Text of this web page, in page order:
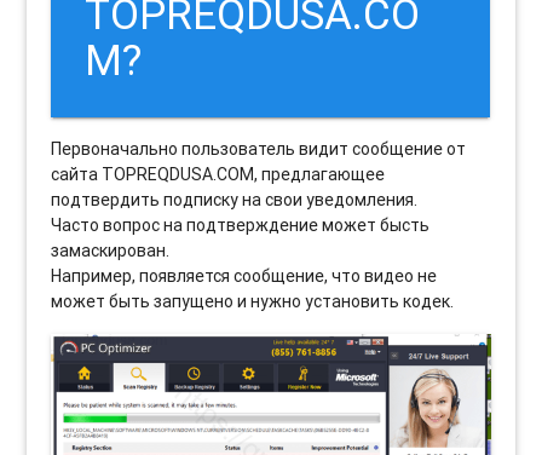
TOPREQDUSA.CO
M?
Первоначально пользователь видит сообщение от
сайта TOPREQDUSA.COM, предлагающее
подтвердить подписку на свои уведомления.
Часто вопрос на подтверждение может бысть
замаскирован.
Например, появляется сообщение, что видео не
может быть запущено и нужно установить кодек.